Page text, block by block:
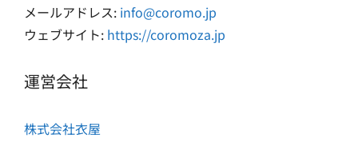
メールアドレス: info@coromo.jp
ウェブサイト: https://coromoza.jp
運営会社
株式会社衣屋